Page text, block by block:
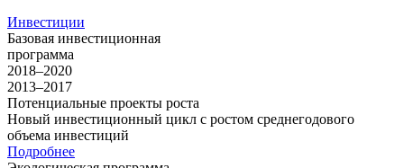
Инвестиции
Базовая инвестиционная
программа
2018–2020
2013–2017
Потенциальные проекты роста
Новый инвестиционный цикл с ростом среднегодового
объема инвестиций
Подробнее